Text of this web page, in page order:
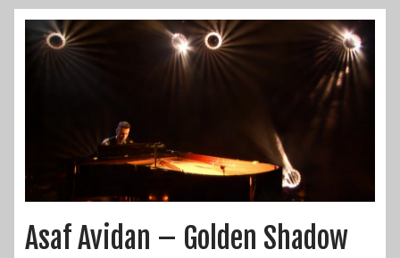
Asaf Avidan – Golden Shadow